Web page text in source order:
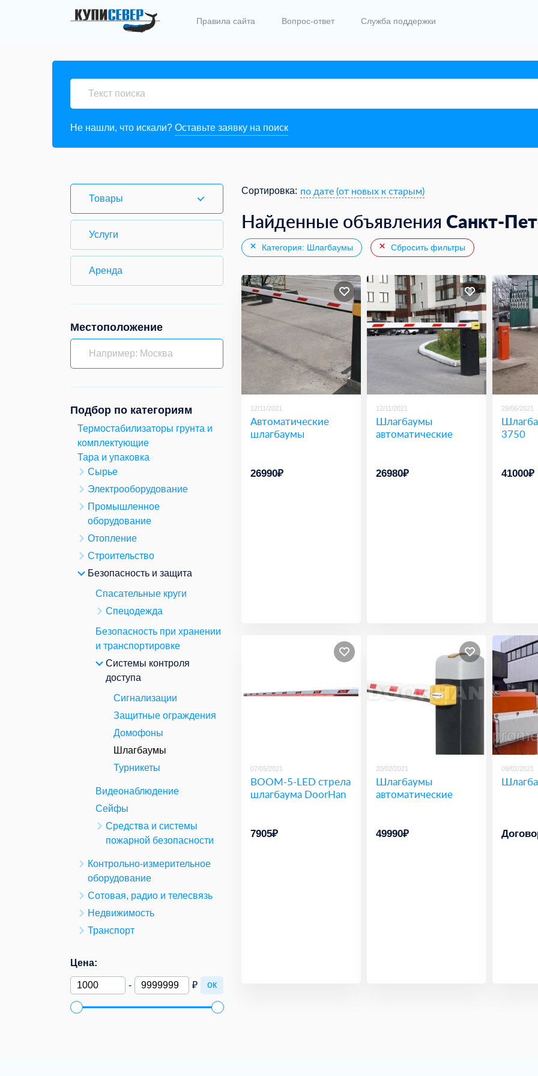
Правила сайта Вопрос-ответ Служба поддержки
Не нашли, что искали? Оставьте заявку на поиск
Товары
Услуги
Аренда
Местоположение
Подбор по категориям
Термостабилизаторы грунта и
комплектующие
Тара и упаковка
Сырье
Электрооборудование
Промышленное
оборудование
Отопление
Строительство
Безопасность и защита
Спасательные круги
Спецодежда
Безопасность при хранении
и транспортировке
Системы контроля
доступа
Сигнализации
Защитные ограждения
Домофоны
Шлагбаумы
Турникеты
Видеонаблюдение
Сейфы
Средства и системы
пожарной безопасности
Контрольно-измерительное
оборудование
Сотовая, радио и телесвязь
Недвижимость
Транспорт
Цена:
- ₽ ок
Сортировка: по дате (от новых к старым)
Найденные объявления Санкт-
Категория: Шлагбаумы Сбросить фильтры
12/11/2021
Автоматические
шлагбаумы
26990₽
12/11/2021
Шлагбаумы
автоматические
26980₽
29/06/2021
3750
41000₽
07/05/2021
BOOM-5-LED стрела
шлагбаума DoorHan
7905₽
20/02/2021
Шлагбаумы
автоматические
49990₽
09/02/2021